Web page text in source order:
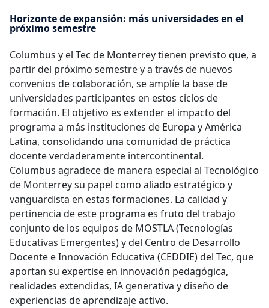
Horizonte de expansión: más universidades en el
próximo semestre
Columbus y el Tec de Monterrey tienen previsto que, a
partir del próximo semestre y a través de nuevos
convenios de colaboración, se amplíe la base de
universidades participantes en estos ciclos de
formación. El objetivo es extender el impacto del
programa a más instituciones de Europa y América
Latina, consolidando una comunidad de práctica
docente verdaderamente intercontinental.
Columbus agradece de manera especial al Tecnológico
de Monterrey su papel como aliado estratégico y
vanguardista en estas formaciones. La calidad y
pertinencia de este programa es fruto del trabajo
conjunto de los equipos de MOSTLA (Tecnologías
Educativas Emergentes) y del Centro de Desarrollo
Docente e Innovación Educativa (CEDDIE) del Tec, que
aportan su expertise en innovación pedagógica,
realidades extendidas, IA generativa y diseño de
experiencias de aprendizaje activo.